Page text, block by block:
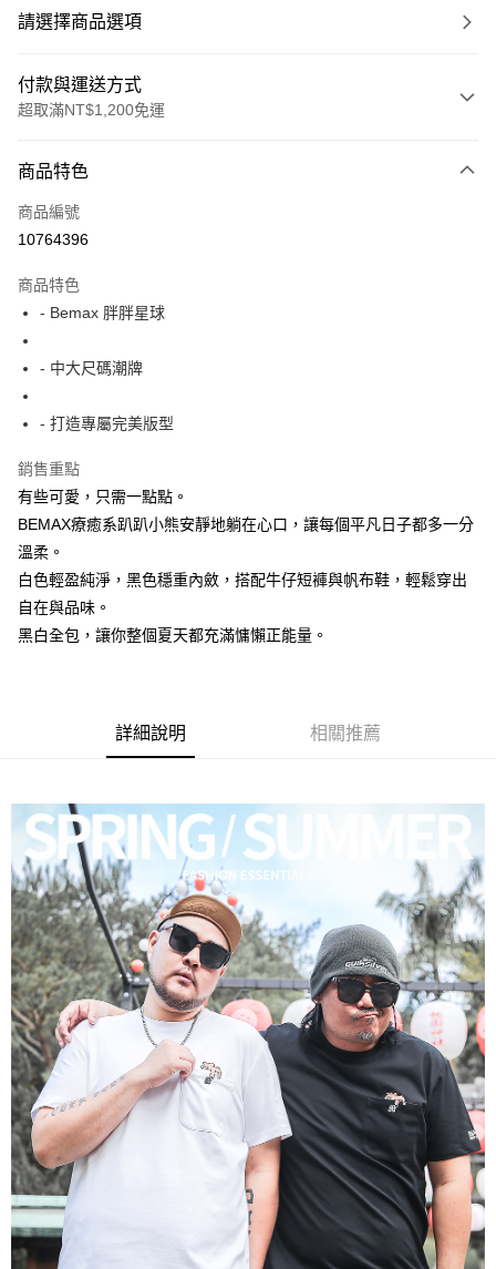
請選擇商品選項
付款與運送方式
超取滿NT$1,200免運
信用卡一次付款
超商取貨付款
Apple Pay
街口支付
AFTEE先享後付
相關說明
AFTEE先享後付是「在收到商品之後才付款」的支付方式。 讓您購物簡單
便利好安心！
１．簡單：不需註冊會員、不需綁卡、不需儲值。
２．便利：只要手機號碼，簡訊認證，即可結帳。
３．安心：先確認商品／服務後，再付款。
１．於結帳方式選擇「AFTEE先享後付」後，將跳轉至「AFTEE先享後付」
ATM／網路銀行／等多元方式進行付款，方視為交易完成。
※ 請注意：結帳手續完成當下不需立刻繳費，但若您需要取消訂單，請聯絡
購買商品的店家。未經商家同意取消之訂單仍視為有效，需透過AFTEE先享
※ 交易是否成功請以「AFTEE先享後付 」之結帳頁面顯示為準，若有關於
是否繳費成功／繳費後需取消欲退款等相關疑問，請聯繫「AFTEE先享後付
客戶支援中心」https://netprotections.freshdesk.com/support/home
【注意事項】
１．透過由恩沛科技股份有限公司提供之「AFTEE先享後付」服務完成之交
易，需依本服務之必要範圍內提供個人資料，並將交易相關給付款項請求債
權轉讓予恩沛科技股份有限公司。
２．關於個人資料處理事宜，請瀏覽以下網址：
https://aftee.tw/terms/#terms3
３．未成年的使用者請事先徵得法定代理人或監護人之同意方可使用
「AFTEE先享後付」，若未經同意申辦者引起之損失，本公司不負相關責
任。
４．使用「AFTEE先享後付」時，將依據個別帳號之用戶狀況，依本公司即
時審查核予不同之上限額度；若仍有額度不足之情形，本公司將視審查結果
請求用戶進行身份認證。
５．嚴禁一人註冊多個帳號或使用他人資訊註冊。若發現惡意使用之情形，
恩沛科技股份有限公司將有權停止該用戶之使用額度並採取法律行動。
ATM付款
運送方式
全家付款取貨
每筆NT$150
每筆NT$80，滿NT$1,200(含以上)免運費
商品特色
商品編號
10764396
商品特色
- Bemax 胖胖星球
- 中大尺碼潮牌
- 打造專屬完美版型
銷售重點
有些可愛，只需一點點。
BEMAX療癒系趴趴小熊安靜地躺在心口，讓每個平凡日子都多一分
溫柔。
白色輕盈純淨，黑色穩重內斂，搭配牛仔短褲與帆布鞋，輕鬆穿出
自在與品味。
黑白全包，讓你整個夏天都充滿慵懶正能量。
詳細說明 相關推薦